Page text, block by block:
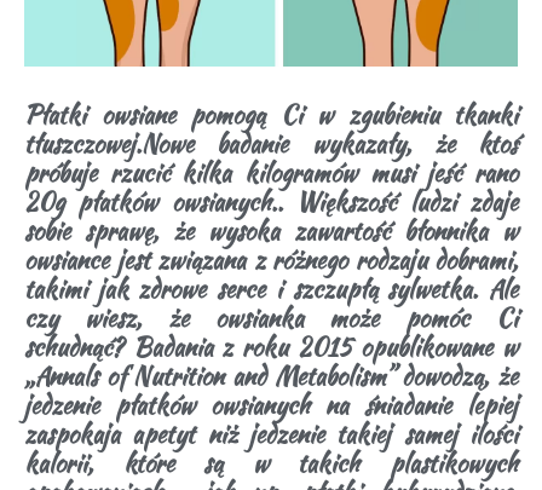
Płatki owsiane pomogą Ci w zgubieniu tkanki
tłuszczowej.Nowe badanie wykazały, że ktoś
próbuje rzucić kilka kilogramów musi jeść rano
20g płatków owsianych.. Większość ludzi zdaje
sobie sprawę, że wysoka zawartość błonnika w
owsiance jest związana z różnego rodzaju dobrami,
takimi jak zdrowe serce i szczupłą sylwetka. Ale
czy wiesz, że owsianka może pomóc Ci
schudnąć? Badania z roku 2015 opublikowane w
„Annals of Nutrition and Metabolism” dowodzą, że
jedzenie płatków owsianych na śniadanie lepiej
zaspokaja apetyt niż jedzenie takiej samej ilości
kalorii, które są w takich plastikowych